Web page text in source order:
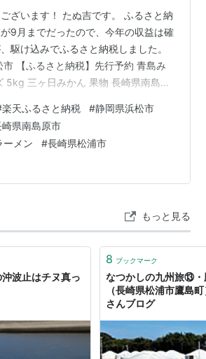
ざいます！ たぬ吉です。 ふるさと納
9月までだったので、今年の収益は確
駆け込みでふるさと納税しました。
【ふるさと納税】先行予約 青島み
5kg 三ヶ日みかん 果物 長崎県南島原
味 ラーメン 長崎県松浦市 【ふるさと
送月が選べる 》海の幸 海鮮醤油漬
じ丼 天然ぶり丼 単品 3種セット グル
っていた「楽天ふるさと納税」を利
先 静岡県浜松市 【ふるさと納…
楽天ふるさと納税 #静岡県浜松市
崎県南島原市
メン #長崎県松浦市
もっと見る
波止はチヌ真っ
8 ブックマーク
なつかしの九州旅⑬・
（長崎県松浦市鷹島
さんブログ